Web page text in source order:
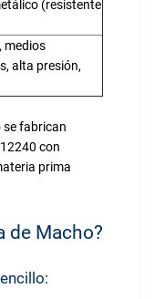
(resistente
medios
alta presión,
se fabrican
con
prima
de Macho?